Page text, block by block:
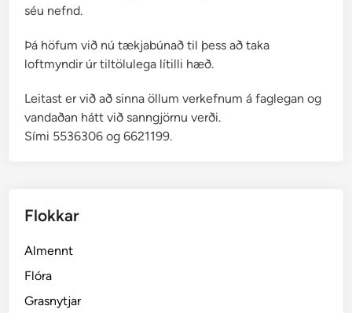
séu nefnd.
Þá höfum við nú tækjabúnað til þess að taka
loftmyndir úr tiltölulega lítilli hæð.
Leitast er við að sinna öllum verkefnum á faglegan og
vandaðan hátt við sanngjörnu verði.
Sími 5536306 og 6621199.
Flokkar
Almennt
Flóra
Grasnytjar